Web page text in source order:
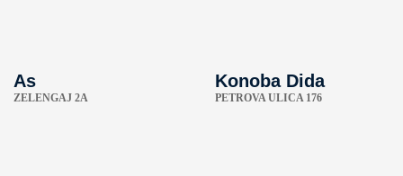
As
ZELENGAJ 2A
Konoba Dida
PETROVA ULICA 176